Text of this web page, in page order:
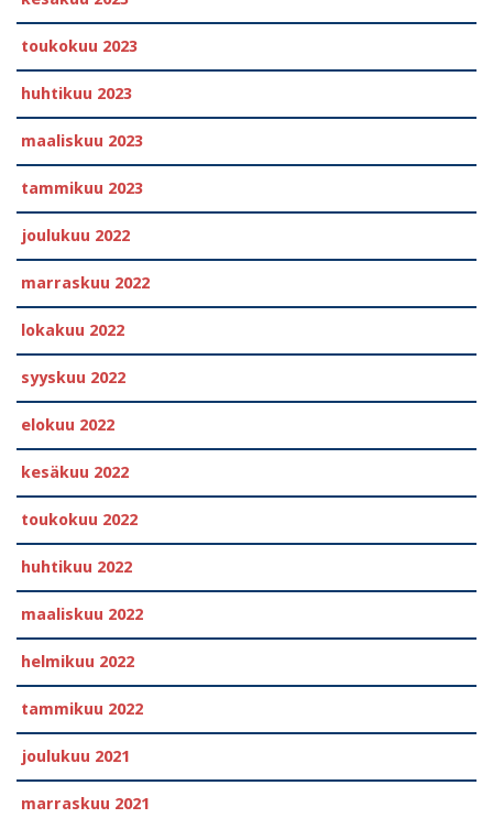
toukokuu 2023
huhtikuu 2023
maaliskuu 2023
tammikuu 2023
joulukuu 2022
marraskuu 2022
lokakuu 2022
syyskuu 2022
elokuu 2022
kesäkuu 2022
toukokuu 2022
huhtikuu 2022
maaliskuu 2022
helmikuu 2022
tammikuu 2022
joulukuu 2021
marraskuu 2021